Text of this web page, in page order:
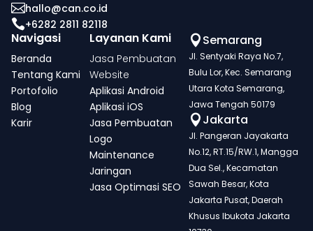
hallo@can.co.id
+6282 2811 82118
Navigasi
Beranda
Tentang Kami
Portofolio
Blog
Karir
Layanan Kami
Jasa Pembuatan
Website
Aplikasi Android
Aplikasi iOS
Jasa Pembuatan
Logo
Maintenance
Jaringan
Jasa Optimasi SEO
 Semarang
Jl. Sentyaki Raya No.7,
Bulu Lor, Kec. Semarang
Utara Kota Semarang,
Jawa Tengah 50179
 Jakarta
Jl. Pangeran Jayakarta
No.12, RT.15/RW.1, Mangga
Dua Sel., Kecamatan
Sawah Besar, Kota
Jakarta Pusat, Daerah
Khusus Ibukota Jakarta